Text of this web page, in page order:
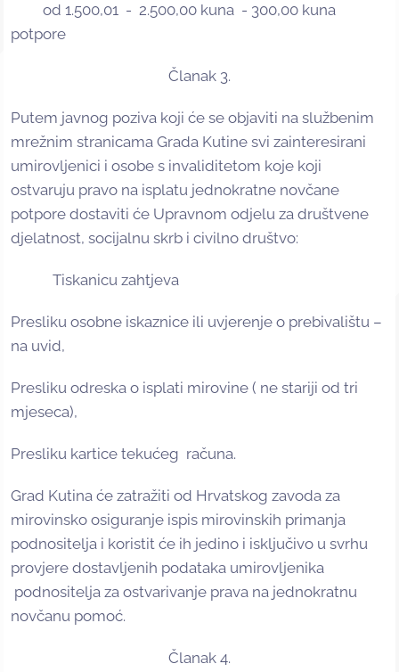
od 1.500,01 - 2.500,00 kuna - 300,00 kuna
potpore
Članak 3.
Putem javnog poziva koji će se objaviti na službenim
mrežnim stranicama Grada Kutine svi zainteresirani
umirovljenici i osobe s invaliditetom koje koji
ostvaruju pravo na isplatu jednokratne novčane
potpore dostaviti će Upravnom odjelu za društvene
djelatnost, socijalnu skrb i civilno društvo:
Tiskanicu zahtjeva
Presliku osobne iskaznice ili uvjerenje o prebivalištu –
na uvid,
Presliku odreska o isplati mirovine ( ne stariji od tri
mjeseca),
Presliku kartice tekućeg računa.
Grad Kutina će zatražiti od Hrvatskog zavoda za
mirovinsko osiguranje ispis mirovinskih primanja
podnositelja i koristit će ih jedino i isključivo u svrhu
provjere dostavljenih podataka umirovljenika
podnositelja za ostvarivanje prava na jednokratnu
novčanu pomoć.
Članak 4.